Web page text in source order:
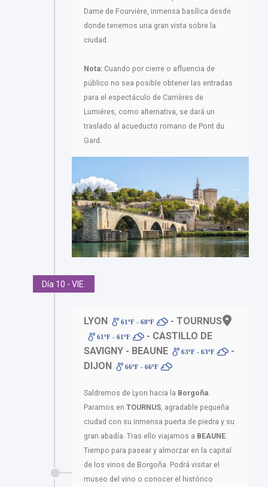
Dame de Fourvière, inmensa basílica desde
donde tenemos una gran vista sobre la
ciudad.
Nota: Cuando por cierre o afluencia de
público no sea posible obtener las entradas
para el espectáculo de Carrières de
Lumiéres, como alternativa, se dará un
traslado al acueducto romano de Pont du
Gard.
Día 10 - VIE.
LYON 61ºF - 68ºF - TOURNUS
61ºF - 61ºF
- CASTILLO DE
SAVIGNY - BEAUNE
63ºF - 63ºF
-
DIJON
66ºF - 66ºF
Saldremos de Lyon hacia la Borgoña.
Paramos en TOURNUS, agradable pequeña
ciudad con su inmensa puerta de piedra y su
gran abadía. Tras ello viajamos a BEAUNE.
Tiempo para pasear y almorzar en la capital
de los vinos de Borgoña. Podrá visitar el
museo del vino o conocer el histórico